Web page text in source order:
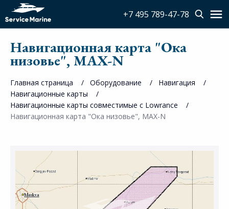
+7 495 789-47-78
Навигационная карта "Ока
низовье", MAX-N
Главная страница Оборудование
Навигация
Навигационные карты
Навигационные карты совместимые с Lowrance
Навигационная карта "Ока низовье", MAX-N